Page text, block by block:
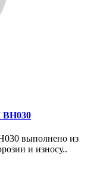
выполнено из
и износу..